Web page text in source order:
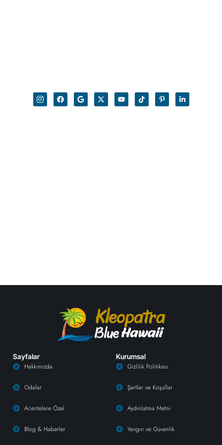
Sayfalar
Hakkımızda
Odalar
Acentelere Özel
Blog & Haberler
Kurumsal
Gizlilik Politikası
Şartlar ve Koşullar
Aydınlatma Metni
Yangın ve Güvenlik